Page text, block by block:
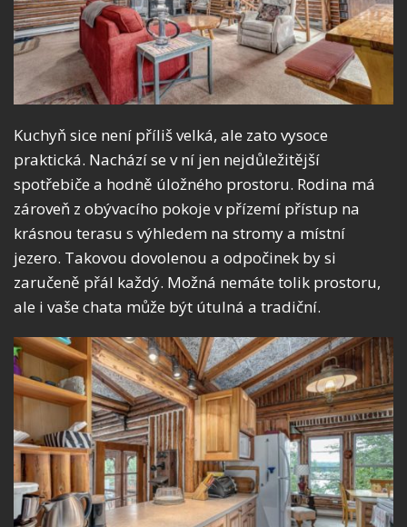
Kuchyň sice není příliš velká, ale zato vysoce
praktická. Nachází se v ní jen nejdůležitější
spotřebiče a hodně úložného prostoru. Rodina má
zároveň z obývacího pokoje v přízemí přístup na
krásnou terasu s výhledem na stromy a místní
jezero. Takovou dovolenou a odpočinek by si
zaručeně přál každý. Možná nemáte tolik prostoru,
ale i vaše chata může být útulná a tradiční.